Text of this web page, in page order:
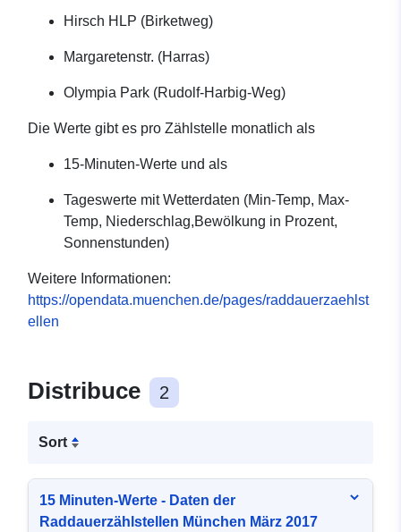
Hirsch HLP (Birketweg)
Margaretenstr. (Harras)
Olympia Park (Rudolf-Harbig-Weg)
Die Werte gibt es pro Zählstelle monatlich als
15-Minuten-Werte und als
Tageswerte mit Wetterdaten (Min-Temp, Max-
Temp, Niederschlag,Bewölkung in Prozent,
Sonnenstunden)
Weitere Informationen:
https://opendata.muenchen.de/pages/raddauerzaehlst
ellen
Distribuce 2
Sort
15 Minuten-Werte - Daten der
Raddauerzählstellen München März 2017